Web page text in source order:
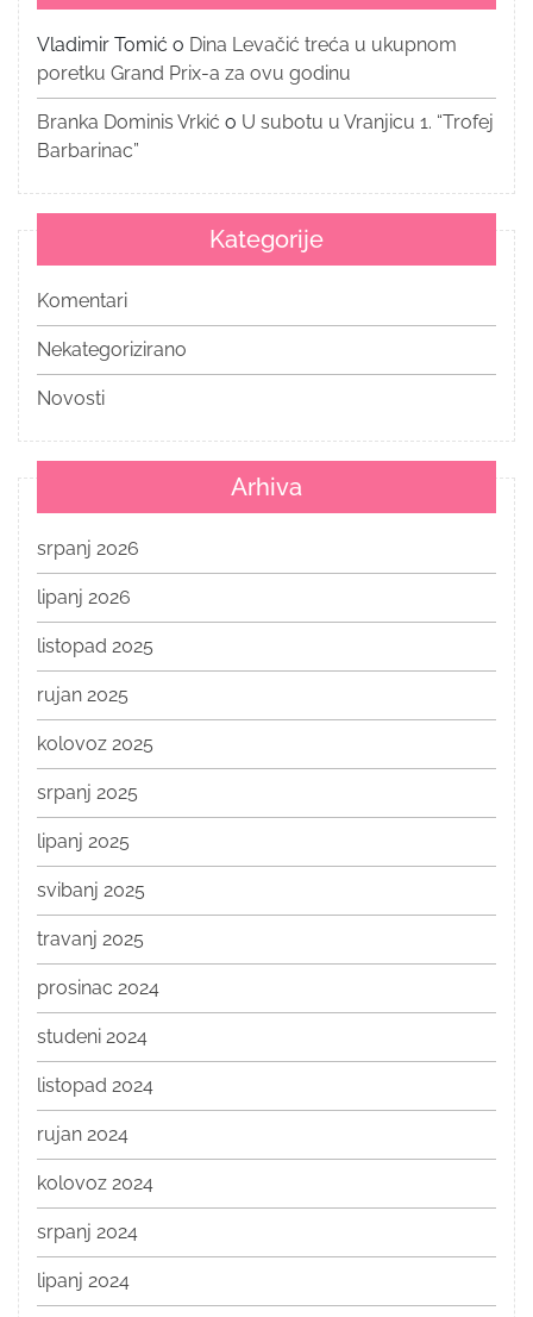
Vladimir Tomić o Dina Levačić treća u ukupnom
poretku Grand Prix-a za ovu godinu
Branka Dominis Vrkić o U subotu u Vranjicu 1. “Trofej
Barbarinac”
Kategorije
Komentari
Nekategorizirano
Novosti
Arhiva
srpanj 2026
lipanj 2026
listopad 2025
rujan 2025
kolovoz 2025
srpanj 2025
lipanj 2025
svibanj 2025
travanj 2025
prosinac 2024
studeni 2024
listopad 2024
rujan 2024
kolovoz 2024
srpanj 2024
lipanj 2024